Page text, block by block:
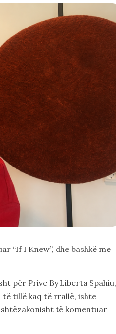
“If I Knew”, dhe bashkë me
për Prive By Liberta Spahiu,
të tillë kaq të rrallë, ishte
të komentuar